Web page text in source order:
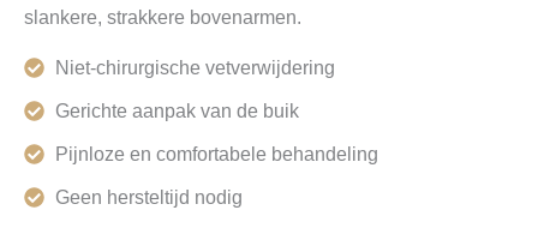
slankere, strakkere bovenarmen.
Niet-chirurgische vetverwijdering
Gerichte aanpak van de buik
Pijnloze en comfortabele behandeling
Geen hersteltijd nodig